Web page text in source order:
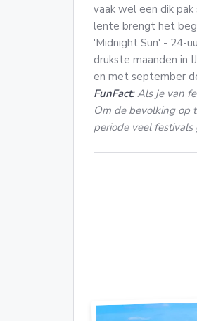
vaak wel een dik
lente brengt het
'Midnight Sun' - 24-
drukste maanden in
en met september
FunFact:Als je van
Om de bevolking op
periode veel festivals